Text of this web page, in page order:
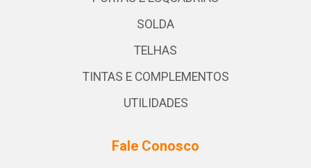
SOLDA
TELHAS
TINTAS E COMPLEMENTOS
UTILIDADES
Fale Conosco